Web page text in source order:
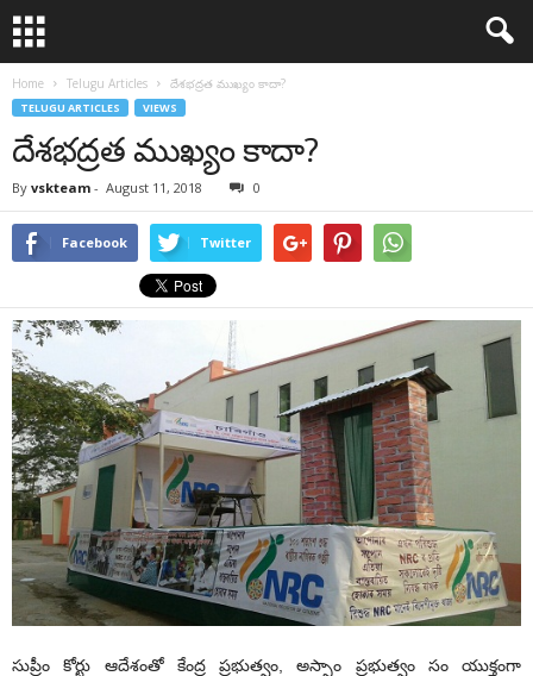
Home Telugu Articles దేశభద్రత ముఖ్యం కాదా?
TELUGU ARTICLES VIEWS
దేశభద్రత ముఖ్యం కాదా?
By vskteam - August 11, 2018 0
Facebook Twitter
సుప్రీం కోర్టు ఆదేశంతో కేంద్ర ప్రభుత్వం, అస్సాం ప్రభుత్వం సం యుక్తంగా